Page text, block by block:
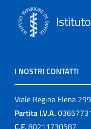
I NOSTRI CONTATTI
Viale Regina Elena
Partita I.V.A.
C.F. 80211730587